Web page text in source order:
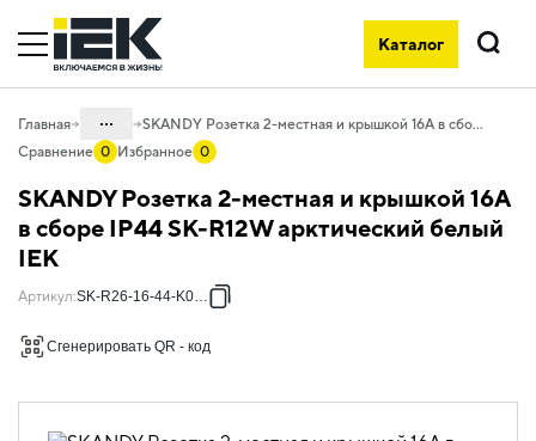
Каталог
Поиск
Главная ...
06. Изделия электроустановочные,
удлинители и силовые разъемы
изделия скрытого монтажа SKANDY
белый
SKANDY Розетка 2-местная и крышкой 16А в сборе IP44 SK-R12W арктический белый IEK
Сравнение 0 Избранное 0
SKANDY Розетка 2-местная и крышкой 16А
в сборе IP44 SK-R12W арктический белый
IEK
Артикул:SK-R26-16-44-K01-F
Сгенерировать QR - код